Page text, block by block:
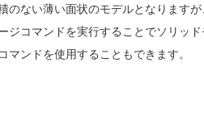
のない薄い面状のモデルとなります
ジコマンドを実行することでソリッ
ンドを使用することもできます。